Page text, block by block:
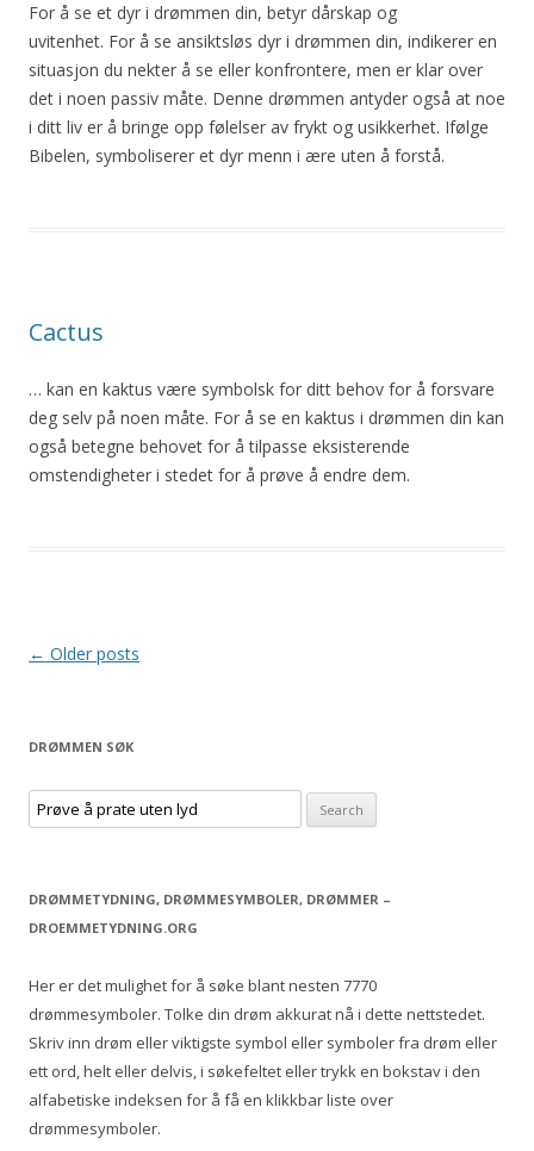
For å se et dyr i drømmen din, betyr dårskap og
uvitenhet. For å se ansiktsløs dyr i drømmen din, indikerer en
situasjon du nekter å se eller konfrontere, men er klar over
det i noen passiv måte. Denne drømmen antyder også at noe
i ditt liv er å bringe opp følelser av frykt og usikkerhet. Ifølge
Bibelen, symboliserer et dyr menn i ære uten å forstå.
Cactus
… kan en kaktus være symbolsk for ditt behov for å forsvare
deg selv på noen måte. For å se en kaktus i drømmen din kan
også betegne behovet for å tilpasse eksisterende
omstendigheter i stedet for å prøve å endre dem.
Post
← Older posts
DRØMMEN SØK
S
e
r
c
f
o
r
DRØMMETYDNING, DRØMMESYMBOLER, DRØMMER –
DROEMMETYDNING.ORG
Her er det mulighet for å søke blant nesten 7770
drømmesymboler. Tolke din drøm akkurat nå i dette nettstedet.
Skriv inn drøm eller viktigste symbol eller symboler fra drøm eller
ett ord, helt eller delvis, i søkefeltet eller trykk en bokstav i den
alfabetiske indeksen for å få en klikkbar liste over
drømmesymboler.